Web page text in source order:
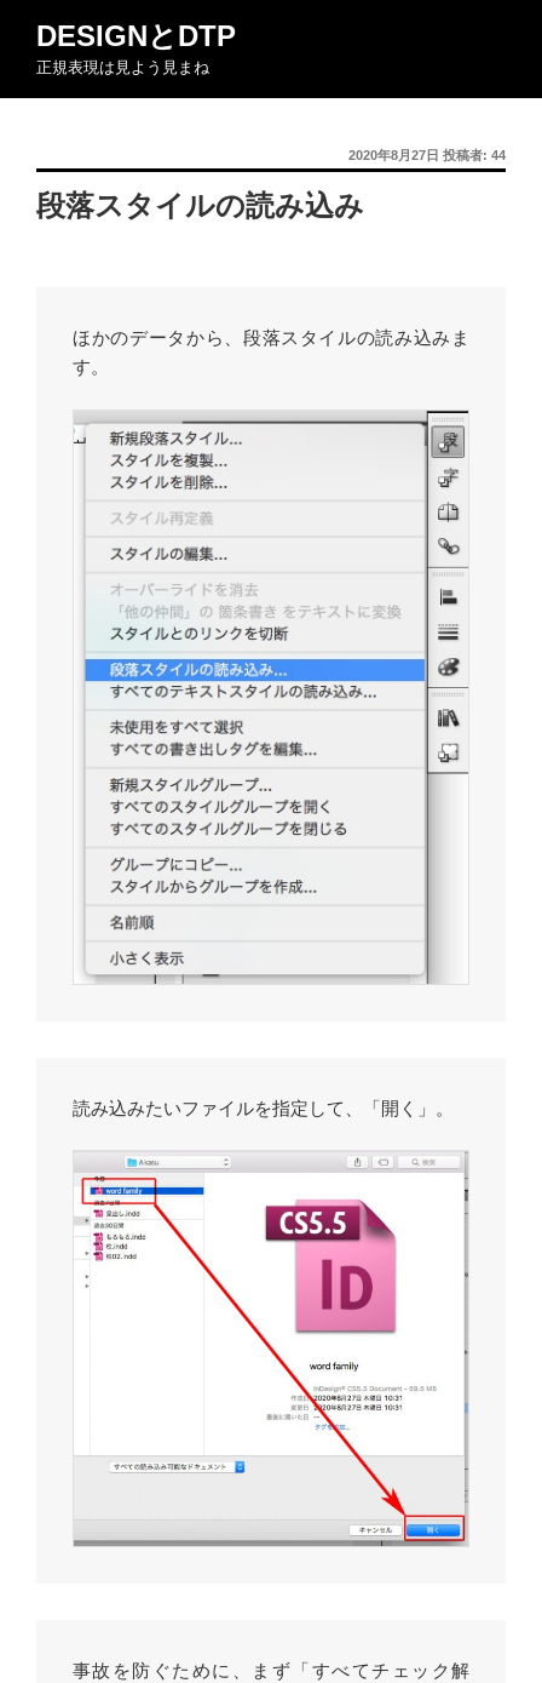
ン
DESIGNとDTP
正規表現は見よう見まね
投
稿
日:
2020年8月27日 投稿者: 44
段落スタイルの読み込み
ほかのデータから、段落スタイルの読み込みま
す。
読み込みたいファイルを指定して、「開く」。
事故を防ぐために、まず「すべてチェック解